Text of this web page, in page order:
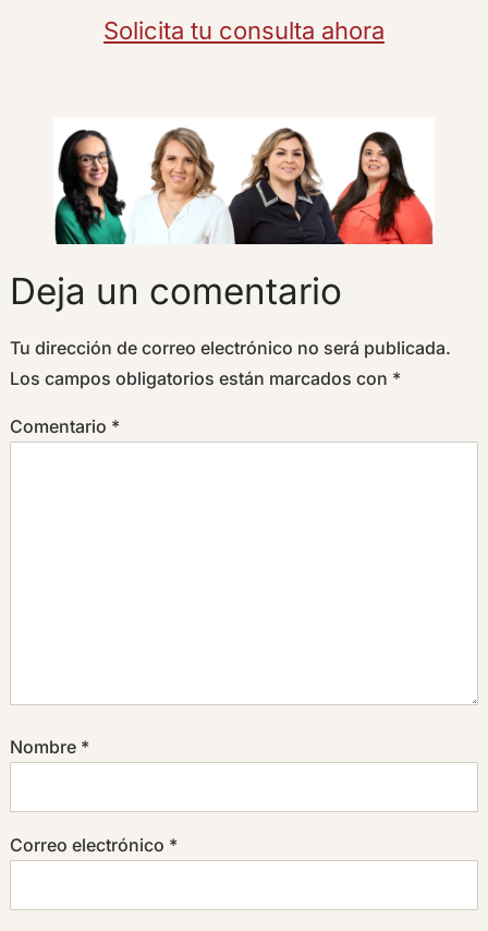
Solicita tu consulta ahora
Deja un comentario
Tu dirección de correo electrónico no será publicada.
Los campos obligatorios están marcados con *
Comentario *
Nombre *
Correo electrónico *